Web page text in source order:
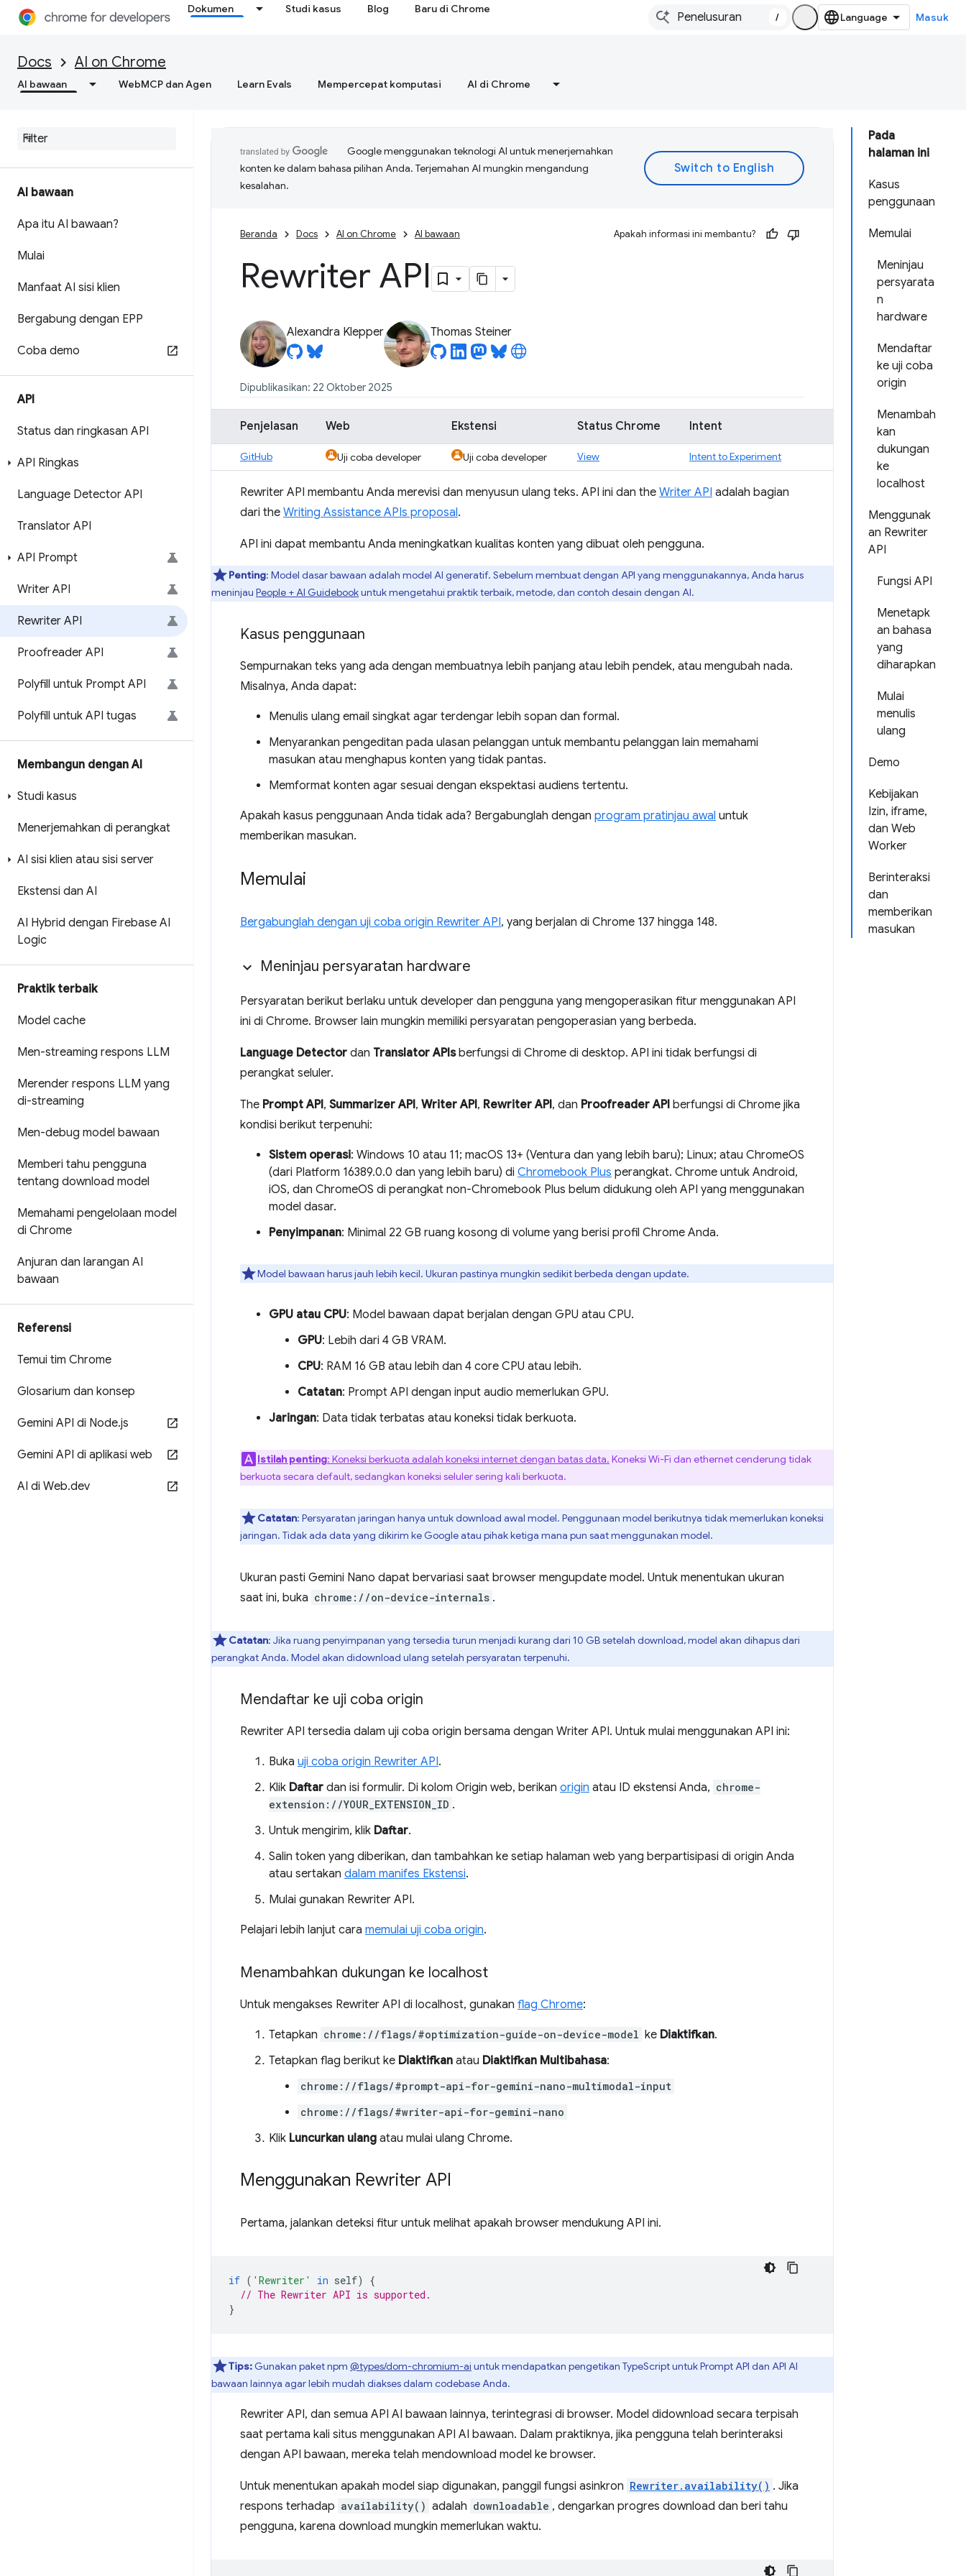
Dokumen Studi kasus Blog Baru di Chrome
/ Masuk
Docs AI on Chrome
AI bawaan WebMCP dan Agen Learn Evals Mempercepat komputasi AI di Chrome
AI bawaan
Apa itu AI bawaan?
Mulai
Manfaat AI sisi klien
Bergabung dengan EPP
Coba demo
API
Status dan ringkasan API
API Ringkas
Language Detector API
Translator API
API Prompt
Writer API
Rewriter API
Proofreader API
Polyfill untuk Prompt API
Polyfill untuk API tugas
Membangun dengan AI
Studi kasus
Menerjemahkan di perangkat
AI sisi klien atau sisi server
Ekstensi dan AI
AI Hybrid dengan Firebase AI
Logic
Praktik terbaik
Model cache
Men-streaming respons LLM
Merender respons LLM yang
di-streaming
Men-debug model bawaan
Memberi tahu pengguna
tentang download model
Memahami pengelolaan model
di Chrome
Anjuran dan larangan AI
bawaan
Referensi
Temui tim Chrome
Glosarium dan konsep
Gemini API di Node.js
Gemini API di aplikasi web
AI di Web.dev
Pada
halaman ini
Kasus
penggunaan
Memulai
Meninjau
persyarata
n
hardware
Mendaftar
ke uji coba
origin
Menambah
kan
dukungan
ke
localhost
Menggunak
an Rewriter
API
Fungsi API
Menetapk
an bahasa
yang
diharapkan
Mulai
menulis
ulang
Demo
Kebijakan
Izin, iframe,
dan Web
Worker
Berinteraksi
dan
memberikan
masukan
Google menggunakan teknologi AI untuk menerjemahkan
konten ke dalam bahasa pilihan Anda. Terjemahan AI mungkin mengandung
kesalahan.
Beranda Docs AI on Chrome AI bawaan Apakah informasi ini membantu?
Rewriter API
Alexandra Klepper Thomas Steiner
Dipublikasikan: 22 Oktober 2025
Penjelasan Web Ekstensi Status Chrome Intent
GitHub Uji coba developer Uji coba developer View Intent to Experiment
Rewriter API membantu Anda merevisi dan menyusun ulang teks. API ini dan the Writer API adalah bagian
dari the Writing Assistance APIs proposal.
API ini dapat membantu Anda meningkatkan kualitas konten yang dibuat oleh pengguna.
Penting: Model dasar bawaan adalah model AI generatif. Sebelum membuat dengan API yang menggunakannya, Anda harus
meninjau People + AI Guidebookuntuk mengetahui praktik terbaik, metode, dan contoh desain dengan AI.
Kasus penggunaan
Sempurnakan teks yang ada dengan membuatnya lebih panjang atau lebih pendek, atau mengubah nada.
Misalnya, Anda dapat:
Menulis ulang email singkat agar terdengar lebih sopan dan formal.
Menyarankan pengeditan pada ulasan pelanggan untuk membantu pelanggan lain memahami
masukan atau menghapus konten yang tidak pantas.
Memformat konten agar sesuai dengan ekspektasi audiens tertentu.
Apakah kasus penggunaan Anda tidak ada? Bergabunglah dengan program pratinjau awal untuk
memberikan masukan.
Memulai
Bergabunglah dengan uji coba origin Rewriter API, yang berjalan di Chrome 137 hingga 148.
Meninjau persyaratan hardware
Persyaratan berikut berlaku untuk developer dan pengguna yang mengoperasikan fitur menggunakan API
ini di Chrome. Browser lain mungkin memiliki persyaratan pengoperasian yang berbeda.
Language Detector dan Translator APIsberfungsi di Chrome di desktop. API ini tidak berfungsi di
perangkat seluler.
The Prompt API, Summarizer API, Writer API, Rewriter API, dan Proofreader API berfungsi di Chrome jika
kondisi berikut terpenuhi:
Sistem operasi: Windows 10 atau 11; macOS 13+ (Ventura dan yang lebih baru); Linux; atau ChromeOS
(dari Platform 16389.0.0 dan yang lebih baru) di Chromebook Plus perangkat. Chrome untuk Android,
iOS, dan ChromeOS di perangkat non-Chromebook Plus belum didukung oleh API yang menggunakan
model dasar.
Penyimpanan: Minimal 22 GB ruang kosong di volume yang berisi profil Chrome Anda.
Model bawaan harus jauh lebih kecil. Ukuran pastinya mungkin sedikit berbeda dengan update.
GPU atau CPU: Model bawaan dapat berjalan dengan GPU atau CPU.
GPU: Lebih dari 4 GB VRAM.
CPU: RAM 16 GB atau lebih dan 4 core CPU atau lebih.
Catatan: Prompt API dengan input audio memerlukan GPU.
Jaringan: Data tidak terbatas atau koneksi tidak berkuota.
Istilah penting: Koneksi berkuota adalah koneksi internet dengan batas data. Koneksi Wi-Fi dan ethernet cenderung tidak
berkuota secara default, sedangkan koneksi seluler sering kali berkuota.
Catatan: Persyaratan jaringan hanya untuk download awal model. Penggunaan model berikutnya tidak memerlukan koneksi
jaringan. Tidak ada data yang dikirim ke Google atau pihak ketiga mana pun saat menggunakan model.
Ukuran pasti Gemini Nano dapat bervariasi saat browser mengupdate model. Untuk menentukan ukuran
saat ini, buka chrome://on-device-internals .
Catatan: Jika ruang penyimpanan yang tersedia turun menjadi kurang dari 10 GB setelah download, model akan dihapus dari
perangkat Anda. Model akan didownload ulang setelah persyaratan terpenuhi.
Mendaftar ke uji coba origin
Rewriter API tersedia dalam uji coba origin bersama dengan Writer API. Untuk mulai menggunakan API ini:
Buka uji coba origin Rewriter API.
Klik Daftar dan isi formulir. Di kolom Origin web, berikan origin atau ID ekstensi Anda, chrome-
extension://YOUR_EXTENSION_ID .
Untuk mengirim, klik Daftar.
Salin token yang diberikan, dan tambahkan ke setiap halaman web yang berpartisipasi di origin Anda
atau sertakan dalam manifes Ekstensi.
Mulai gunakan Rewriter API.
Pelajari lebih lanjut cara memulai uji coba origin.
Menambahkan dukungan ke localhost
Untuk mengakses Rewriter API di localhost, gunakan flag Chrome:
Tetapkan chrome://flags/#optimization-guide-on-device-model ke Diaktifkan.
Tetapkan flag berikut ke Diaktifkan atau Diaktifkan Multibahasa:
chrome://flags/#prompt-api-for-gemini-nano-multimodal-input
chrome://flags/#writer-api-for-gemini-nano
Klik Luncurkan ulang atau mulai ulang Chrome.
Menggunakan Rewriter API
Pertama, jalankan deteksi fitur untuk melihat apakah browser mendukung API ini.
if ( 'Rewriter' in self)
{
// The Rewriter API is supported.
}
Tips: Gunakan paket npm @types/dom-chromium-ai untuk mendapatkan pengetikan TypeScript untuk Prompt API dan API AI
bawaan lainnya agar lebih mudah diakses dalam codebase Anda.
Rewriter API, dan semua API AI bawaan lainnya, terintegrasi di browser. Model didownload secara terpisah
saat pertama kali situs menggunakan API AI bawaan. Dalam praktiknya, jika pengguna telah berinteraksi
dengan API bawaan, mereka telah mendownload model ke browser.
Untuk menentukan apakah model siap digunakan, panggil fungsi asinkron Rewriter.availability() . Jika
respons terhadap availability() adalah downloadable , dengarkan progres download dan beri tahu
pengguna, karena download mungkin memerlukan waktu.